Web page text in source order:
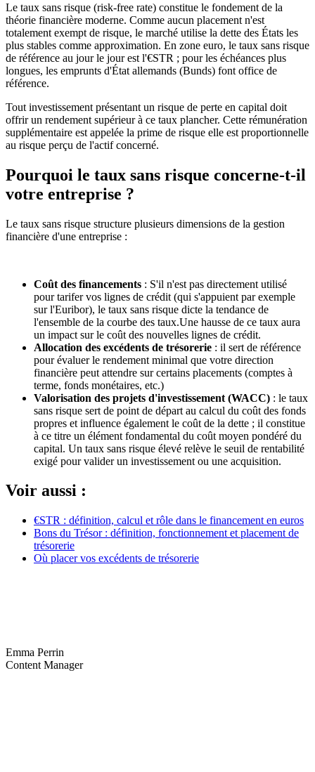
Le taux sans risque (risk-free rate) constitue le fondement de la
théorie financière moderne. Comme aucun placement n'est
totalement exempt de risque, le marché utilise la dette des États les
plus stables comme approximation. En zone euro, le taux sans risque
de référence au jour le jour est l'€STR ; pour les échéances plus
longues, les emprunts d'État allemands (Bunds) font office de
référence.
Tout investissement présentant un risque de perte en capital doit
offrir un rendement supérieur à ce taux plancher. Cette rémunération
supplémentaire est appelée la prime de risque elle est proportionnelle
au risque perçu de l'actif concerné.
Pourquoi le taux sans risque concerne-t-il
votre entreprise ?
Le taux sans risque structure plusieurs dimensions de la gestion
financière d'une entreprise :
Coût des financements : S'il n'est pas directement utilisé
pour tarifer vos lignes de crédit (qui s'appuient par exemple
sur l'Euribor), le taux sans risque dicte la tendance de
l'ensemble de la courbe des taux.Une hausse de ce taux aura
un impact sur le coût des nouvelles lignes de crédit.
Allocation des excédents de trésorerie : il sert de référence
pour évaluer le rendement minimal que votre direction
financière peut attendre sur certains placements (comptes à
terme, fonds monétaires, etc.)
Valorisation des projets d'investissement (WACC) : le taux
sans risque sert de point de départ au calcul du coût des fonds
propres et influence également le coût de la dette ; il constitue
à ce titre un élément fondamental du coût moyen pondéré du
capital. Un taux sans risque élevé relève le seuil de rentabilité
exigé pour valider un investissement ou une acquisition.
Voir aussi :
€STR : définition, calcul et rôle dans le financement en euros
Bons du Trésor : définition, fonctionnement et placement de
trésorerie
Où placer vos excédents de trésorerie
Emma Perrin
Content Manager